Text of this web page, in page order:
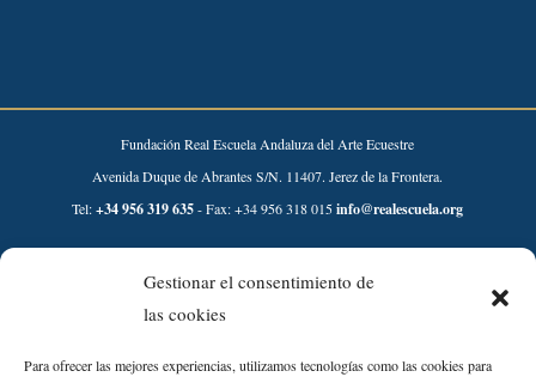
Gestionar el consentimiento de
las cookies
Para ofrecer las mejores experiencias, utilizamos tecnologías como las cookies para
Fundación Real Escuela Andaluza del Arte Ecuestre
Avenida Duque de Abrantes S/N. 11407. Jerez de la Frontera.
Tel:+34 956 319 635- Fax: +34 956 318 015info@realescuela.org
Desarrollado por: